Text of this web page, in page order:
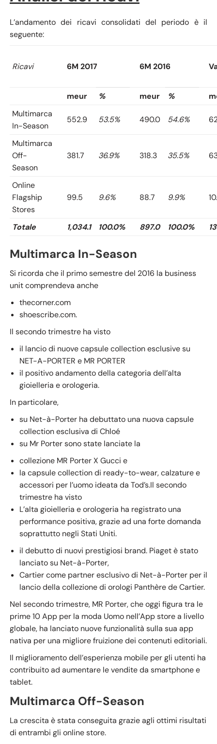
L’andamento dei ricavi consolidati del periodo è il
seguente:
Ricavi 6M 2017 6M 2016
meur % meur %
Multimarca
In-Season
552.9 53.5% 490.0 54.6%
Multimarca
Off-
Season
381.7 36.9% 318.3 35.5%
Online
Flagship
Stores
99.5 9.6% 88.7 9.9%
Totale 1,034.1 100.0% 897.0 100.0%
Multimarca In-Season
Si ricorda che il primo semestre del 2016 la business
unit comprendeva anche
thecorner.com
shoescribe.com.
Il secondo trimestre ha visto
il lancio di nuove capsule collection esclusive su
NET-A-PORTER e MR PORTER
il positivo andamento della categoria dell’alta
gioielleria e orologeria.
In particolare,
su Net-à-Porter ha debuttato una nuova capsule
collection esclusiva di Chloé
su Mr Porter sono state lanciate la
collezione MR Porter X Gucci e
la capsule collection di ready-to-wear, calzature e
accessori per l’uomo ideata da Tod’s.Il secondo
trimestre ha visto
L’alta gioielleria e orologeria ha registrato una
performance positiva, grazie ad una forte domanda
soprattutto negli Stati Uniti.
il debutto di nuovi prestigiosi brand. Piaget è stato
lanciato su Net-à-Porter,
Cartier come partner esclusivo di Net-à-Porter per il
lancio della collezione di orologi Panthère de Cartier.
Nel secondo trimestre, MR Porter, che oggi figura tra le
prime 10 App per la moda Uomo nell’App store a livello
globale, ha lanciato nuove funzionalità sulla sua app
nativa per una migliore fruizione dei contenuti editoriali.
Il miglioramento dell’esperienza mobile per gli utenti ha
contribuito ad aumentare le vendite da smartphone e
tablet.
Multimarca Off-Season
La crescita è stata conseguita grazie agli ottimi risultati
di entrambi gli online store.